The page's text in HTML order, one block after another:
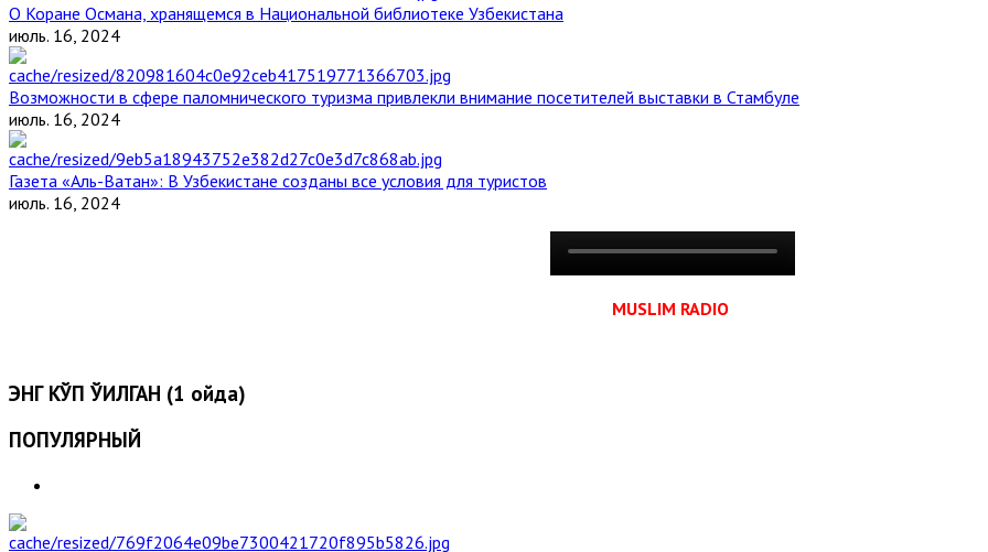
О Коране Османа, хранящемся в Национальной библиотеке Узбекистана
июль. 16, 2024
Возможности в сфере паломнического туризма привлекли внимание посетителей выставки в Стамбуле
июль. 16, 2024
Газета «Аль-Ватан»: В Узбекистане созданы все условия для туристов
июль. 16, 2024
MUSLIM RADIO
ЭНГ КЎП ЎҚИЛГАН (1 ойда)
ПОПУЛЯРНЫЙ